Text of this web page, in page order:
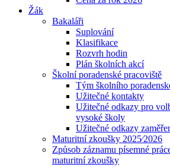
Žák
Bakaláři
Suplování
Klasifikace
Rozvrh hodin
Plán školních akcí
Školní poradenské pracoviště
Tým školního
Užitečné kontakty
Užitečné odkazy pro
vysoké školy
Užitečné odkazy
Maturitní zkoušky 2025⁄2026
Způsob záznamu písemné
maturitní zkoušky